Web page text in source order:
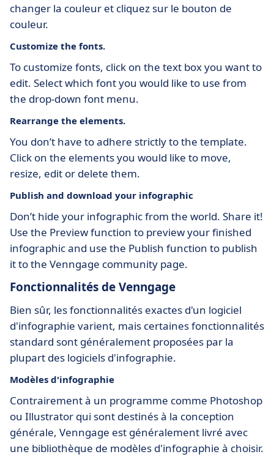
changer la couleur et cliquez sur le bouton de
couleur.
Customize the fonts.
To customize fonts, click on the text box you want to
edit. Select which font you would like to use from
the drop-down font menu.
Rearrange the elements.
You don’t have to adhere strictly to the template.
Click on the elements you would like to move,
resize, edit or delete them.
Publish and download your infographic
Don’t hide your infographic from the world. Share it!
Use the Preview function to preview your finished
infographic and use the Publish function to publish
it to the Venngage community page.
Fonctionnalités de Venngage
Bien sûr, les fonctionnalités exactes d'un logiciel
d'infographie varient, mais certaines fonctionnalités
standard sont généralement proposées par la
plupart des logiciels d'infographie.
Modèles d'infographie
Contrairement à un programme comme Photoshop
ou Illustrator qui sont destinés à la conception
générale, Venngage est généralement livré avec
une bibliothèque de modèles d'infographie à choisir.